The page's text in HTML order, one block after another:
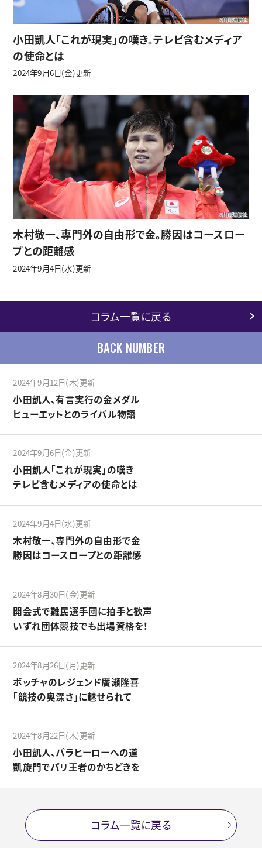
小田凱人「これが現実」の嘆き。テレビ含むメディア
の使命とは
2024年9月6日(金)更新
木村敬一、専門外の自由形で金。勝因はコースロー
プとの距離感
2024年9月4日(水)更新
コラム一覧に戻る
BACK NUMBER
2024年9月12日(木)更新
小田凱人、有言実行の金メダル
ヒューエットとのライバル物語
2024年9月6日(金)更新
小田凱人「これが現実」の嘆き
テレビ含むメディアの使命とは
2024年9月4日(水)更新
木村敬一、専門外の自由形で金
勝因はコースロープとの距離感
2024年8月30日(金)更新
開会式で難民選手団に拍手と歓声
いずれ団体競技でも出場資格を！
2024年8月26日(月)更新
ボッチャのレジェンド廣瀬隆喜
「競技の奥深さ」に魅せられて
2024年8月22日(木)更新
小田凱人、パラヒーローへの道
凱旋門でパリ王者のかちどきを
コラム一覧に戻る